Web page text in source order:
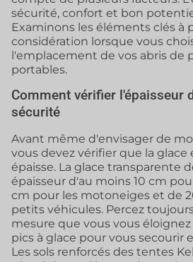
sécurité, confort et bon
Examinons les éléments clés à
considération lorsque vous
l'emplacement de vos abris de
portables.
Comment vérifier l'épaisseur
sécurité
Avant même d'envisager de
vous devez vérifier que la
épaisse. La glace transparente
épaisseur d'au moins 10 cm
cm pour les motoneiges et de
petits véhicules. Percez
mesure que vous vous
pics à glace pour vous secourir
Les sols renforcés des tentes